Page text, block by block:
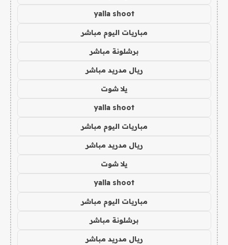
yalla shoot
مباريات اليوم مباشر
برشلونة مباشر
ريال مدريد مباشر
يلا شوت
yalla shoot
مباريات اليوم مباشر
ريال مدريد مباشر
يلا شوت
yalla shoot
مباريات اليوم مباشر
برشلونة مباشر
ريال مدريد مباشر